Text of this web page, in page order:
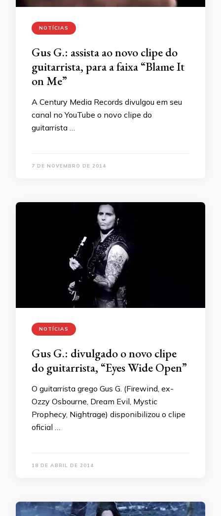
NOTÍCIAS
Gus G.: assista ao novo clipe do
guitarrista, para a faixa “Blame It
on Me”
A Century Media Records divulgou em seu
canal no YouTube o novo clipe do
guitarrista …
7 DE NOVEMBRO DE 2014
NOTÍCIAS
Gus G.: divulgado o novo clipe
do guitarrista, “Eyes Wide Open”
O guitarrista grego Gus G. (Firewind, ex-
Ozzy Osbourne, Dream Evil, Mystic
Prophecy, Nightrage) disponibilizou o clipe
oficial …
18 DE ABRIL DE 2014